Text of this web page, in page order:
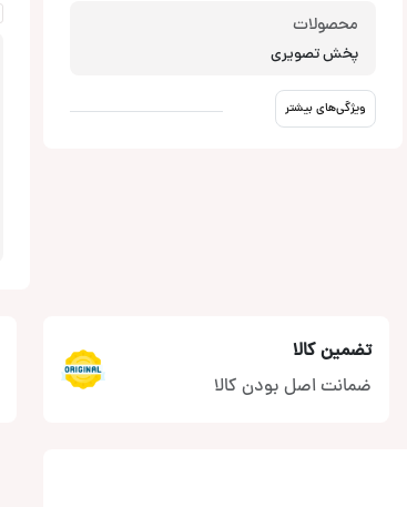
محصولات
پخش تصویری
ویژگی‌های بیشتر
تضمین کالا
ضمانت اصل بودن کالا